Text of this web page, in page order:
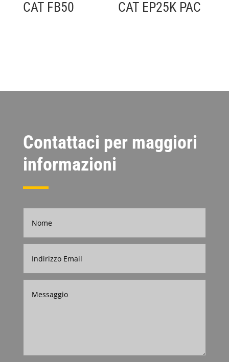
CAT FB50 CAT EP25K PAC
Contattaci per maggiori
informazioni